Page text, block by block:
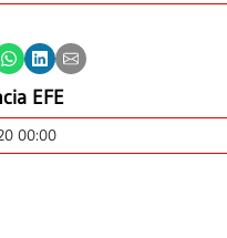
EFE
00:00